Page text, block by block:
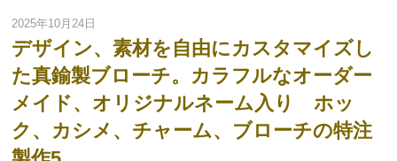
2025年10月24日
デザイン、素材を自由にカスタマイズし
た真鍮製ブローチ。カラフルなオーダー
メイド、オリジナルネーム入り ホッ
ク、カシメ、チャーム、ブローチの特注